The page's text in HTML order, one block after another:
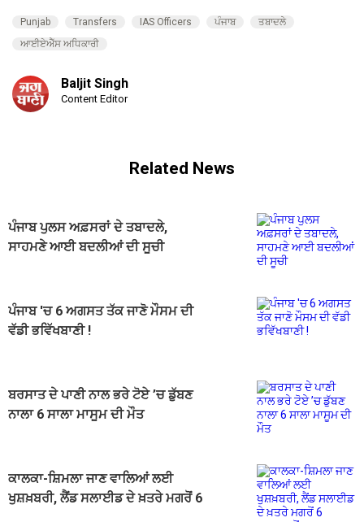
Punjab Transfers IAS Officers ਪੰਜਾਬ
ਤਬਾਦਲੇ
ਆਈਏਐੱਸ ਅਧਿਕਾਰੀ
Baljit Singh
Content Editor
Related News
ਪੰਜਾਬ ਪੁਲਸ ਅਫ਼ਸਰਾਂ ਦੇ ਤਬਾਦਲੇ,
ਸਾਹਮਣੇ ਆਈ ਬਦਲੀਆਂ ਦੀ ਸੂਚੀ
ਪੰਜਾਬ 'ਚ 6 ਅਗਸਤ ਤੱਕ ਜਾਣੋ ਮੌਸਮ ਦੀ
ਵੱਡੀ ਭਵਿੱਖਬਾਣੀ !
ਬਰਸਾਤ ਦੇ ਪਾਣੀ ਨਾਲ ਭਰੇ ਟੋਏ ’ਚ ਡੁੱਬਣ
ਨਾਲਾ 6 ਸਾਲਾ ਮਾਸੂਮ ਦੀ ਮੌਤ
ਕਾਲਕਾ-ਸ਼ਿਮਲਾ ਜਾਣ ਵਾਲਿਆਂ ਲਈ
ਖੁਸ਼ਖ਼ਬਰੀ, ਲੈਂਡ ਸਲਾਈਡ ਦੇ ਖ਼ਤਰੇ ਮਗਰੋਂ 6